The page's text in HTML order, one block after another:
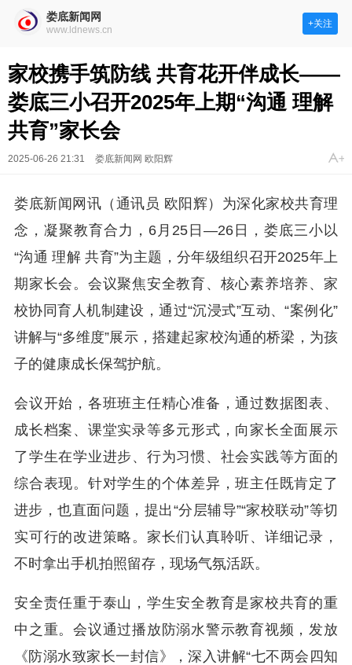
娄底新闻网
www.ldnews.cn
+关注
家校携手筑防线 共育花开伴成长——
娄底三小召开2025年上期“沟通 理解
共育”家长会
2025-06-26 21:31 娄底新闻网 欧阳辉
娄底新闻网讯（通讯员 欧阳辉）为深化家校共育理
念，凝聚教育合力，6月25日—26日，娄底三小以
“沟通 理解 共育”为主题，分年级组织召开2025年上
期家长会。会议聚焦安全教育、核心素养培养、家
校协同育人机制建设，通过“沉浸式”互动、“案例化”
讲解与“多维度”展示，搭建起家校沟通的桥梁，为孩
子的健康成长保驾护航。
会议开始，各班班主任精心准备，通过数据图表、
成长档案、课堂实录等多元形式，向家长全面展示
了学生在学业进步、行为习惯、社会实践等方面的
综合表现。针对学生的个体差异，班主任既肯定了
进步，也直面问题，提出“分层辅导”“家校联动”等切
实可行的改进策略。家长们认真聆听、详细记录，
不时拿出手机拍照留存，现场气氛活跃。
安全责任重于泰山，学生安全教育是家校共育的重
中之重。会议通过播放防溺水警示教育视频，发放
《防溺水致家长一封信》，深入讲解“七不两会四知